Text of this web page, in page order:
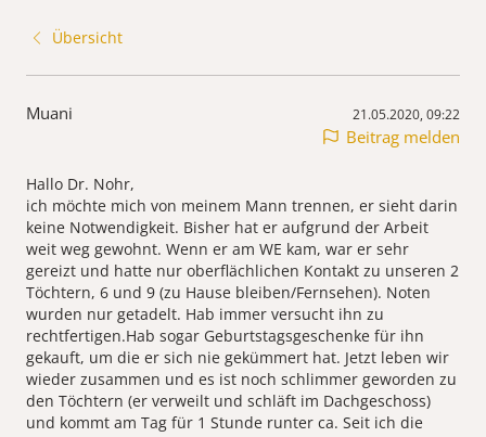
Übersicht
Muani 21.05.2020, 09:22
Beitrag melden
Hallo Dr. Nohr,
ich möchte mich von meinem Mann trennen, er sieht darin
keine Notwendigkeit. Bisher hat er aufgrund der Arbeit
weit weg gewohnt. Wenn er am WE kam, war er sehr
gereizt und hatte nur oberflächlichen Kontakt zu unseren 2
Töchtern, 6 und 9 (zu Hause bleiben/Fernsehen). Noten
wurden nur getadelt. Hab immer versucht ihn zu
rechtfertigen.Hab sogar Geburtstagsgeschenke für ihn
gekauft, um die er sich nie gekümmert hat. Jetzt leben wir
wieder zusammen und es ist noch schlimmer geworden zu
den Töchtern (er verweilt und schläft im Dachgeschoss)
und kommt am Tag für 1 Stunde runter ca. Seit ich die